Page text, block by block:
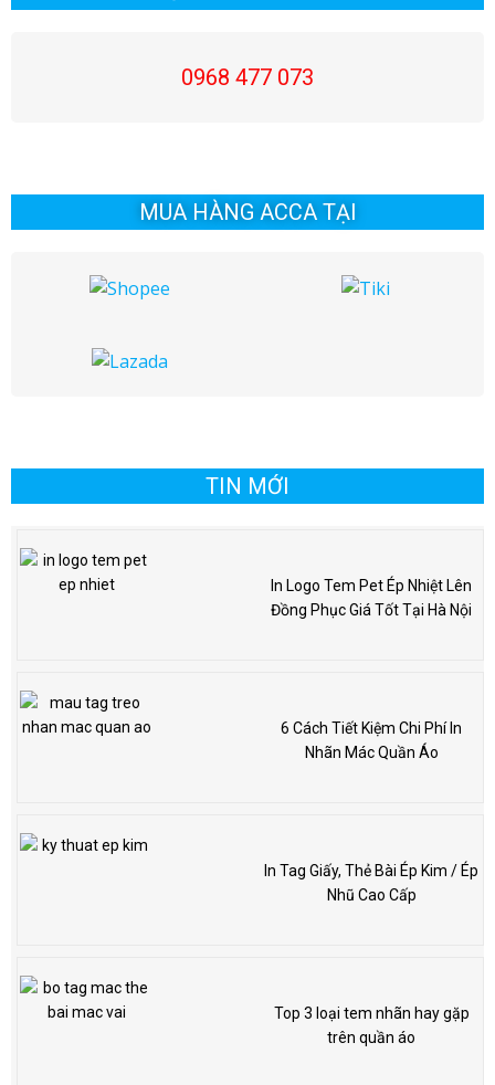
0968 477 073
MUA HÀNG ACCA TẠI
TIN MỚI
In Logo Tem Pet Ép Nhiệt Lên
Đồng Phục Giá Tốt Tại Hà Nội
6 Cách Tiết Kiệm Chi Phí In
Nhãn Mác Quần Áo
In Tag Giấy, Thẻ Bài Ép Kim / Ép
Nhũ Cao Cấp
Top 3 loại tem nhãn hay gặp
trên quần áo